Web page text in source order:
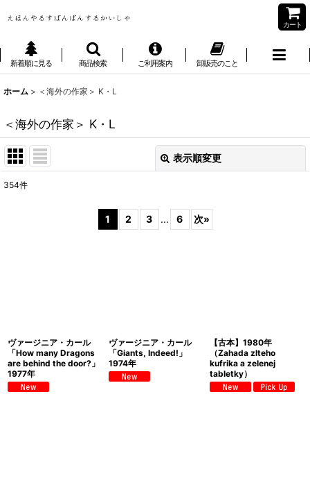
カート
新着順に見る 商品検索 ご利用案内 卸販売のこと
ホーム > ＜海外の作家＞ K・L
＜海外の作家＞ K・L
表示順変更
サブカテゴリ
354件
1 2 3 ... 6 次»
ヴァージニア・カール
「How many Dragons
are behind the door?」
1977年
ヴァージニア・カール
「Giants, Indeed!」
1974年
【古本】1980年
（Zahada zlteho
kufrika a zelenej
tabletky）